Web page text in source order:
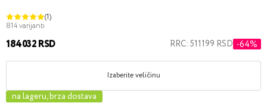
(1)
814 varijanti
184032 RSD RRC: 511199 RSD -64%
Izaberite veličinu
na lageru, brza dostava